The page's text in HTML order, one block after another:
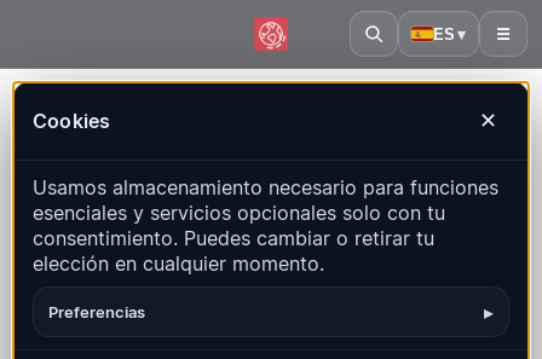
ES ▾ ☰
Cookies ✕
Usamos almacenamiento necesario para funciones
esenciales y servicios opcionales solo con tu
consentimiento. Puedes cambiar o retirar tu
elección en cualquier momento.
Preferencias ▸
Mapa en vivo, estadísticas y eventos recientes
Abrir mapa histórico Últimos en este país
Resumen Mapa
FAQ